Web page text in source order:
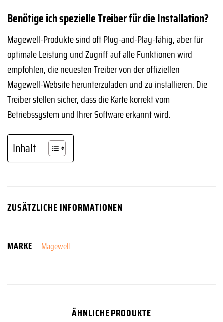
Benötige ich spezielle Treiber für die Installation?
Magewell-Produkte sind oft Plug-and-Play-fähig, aber für
optimale Leistung und Zugriff auf alle Funktionen wird
empfohlen, die neuesten Treiber von der offiziellen
Magewell-Website herunterzuladen und zu installieren. Die
Treiber stellen sicher, dass die Karte korrekt vom
Betriebssystem und Ihrer Software erkannt wird.
Inhalt
ZUSÄTZLICHE INFORMATIONEN
MARKE Magewell
ÄHNLICHE PRODUKTE